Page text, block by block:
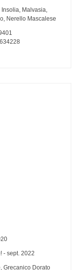
Insolia Malvasia
, Nerello Mascalese
- sept. 2022
Grecanico Dorato